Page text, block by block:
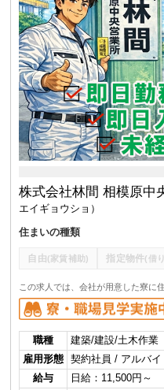
株式会社林間 相模原中
エイギョウショ）
住まいの種類
自由(家賃補助) 指定物件(借
この求人では、会社が用意した寮に
職種
建築/建設/土木作業
雇用形態
契約社員 / アルバイ
給与
日給：11,500